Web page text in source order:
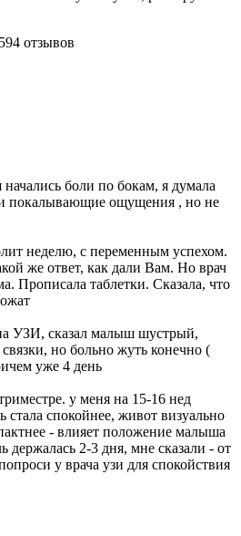
отзывов
боли по бокам, я думала
покалывающие ощущения , но не
неделю, с переменным успехом.
же ответ, как дали Вам. Но врач
Прописала таблетки. Сказала, что
УЗИ, сказал малыш шустрый,
связки, но больно жуть конечно (
уже 4 день
у меня на 15-16 нед
стала спокойнее, живот визуально
- влияет положение малыша
держалась 2-3 дня, мне сказали - от
у врача узи для спокойствия